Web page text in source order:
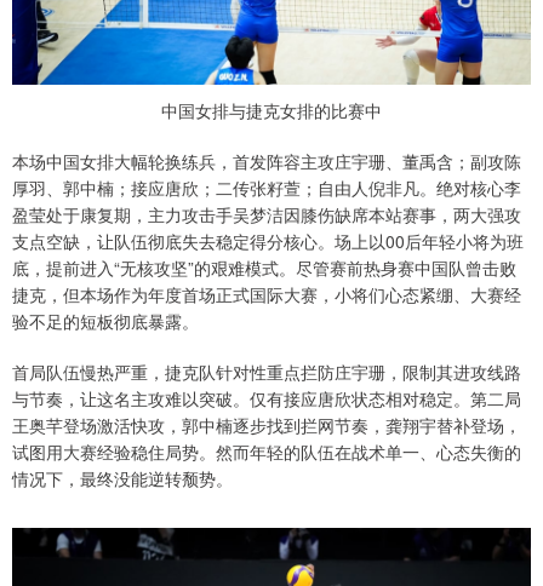
中国女排与捷克女排的比赛中
本场中国女排大幅轮换练兵，首发阵容主攻庄宇珊、董禹含；副攻陈
厚羽、郭中楠；接应唐欣；二传张籽萱；自由人倪非凡。绝对核心李
盈莹处于康复期，主力攻击手吴梦洁因膝伤缺席本站赛事，两大强攻
支点空缺，让队伍彻底失去稳定得分核心。场上以00后年轻小将为班
底，提前进入“无核攻坚”的艰难模式。尽管赛前热身赛中国队曾击败
捷克，但本场作为年度首场正式国际大赛，小将们心态紧绷、大赛经
验不足的短板彻底暴露。
首局队伍慢热严重，捷克队针对性重点拦防庄宇珊，限制其进攻线路
与节奏，让这名主攻难以突破。仅有接应唐欣状态相对稳定。第二局
王奥芊登场激活快攻，郭中楠逐步找到拦网节奏，龚翔宇替补登场，
试图用大赛经验稳住局势。然而年轻的队伍在战术单一、心态失衡的
情况下，最终没能逆转颓势。